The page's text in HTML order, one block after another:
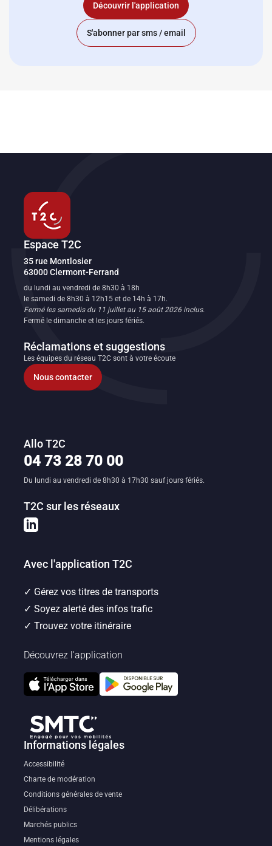
Découvrir l'application
S'abonner par sms / email
Espace T2C
Transport en commun de l'agglomération clermontoise
35 rue Montlosier
63000Clermont-Ferrand
du lundi au vendredi de 8h30 à 18h
le samedi de 8h30 à 12h15 et de 14h à 17h.
Fermé les samedis du 11 juillet au 15 août 2026 inclus.
Fermé le dimanche et les jours fériés.
Réclamations et suggestions
Les équipes du réseau T2C sont à votre écoute
Nous contacter
Allo T2C
04 73 28 70 00
Du lundi au vendredi de 8h30 à 17h30 sauf jours fériés.
T2C sur les réseaux
Avec l'application T2C
✓ Gérez vos titres de transports
✓ Soyez alerté des infos trafic
✓ Trouvez votre itinéraire
Découvrez l'application
Application T2C
Transport en commun de l'agglomération clermontoise
iOS Application T2C
Transport en commun de
Android
Informations légales
Accessibilité
Charte de modération
Conditions générales de vente
Délibérations
Marchés publics
Mentions légales